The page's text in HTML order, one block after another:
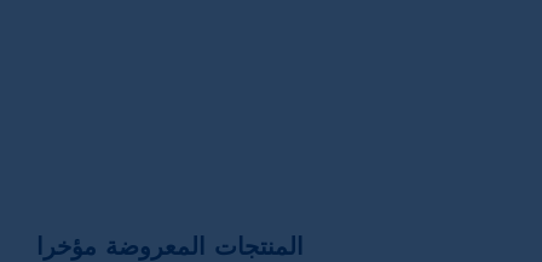
المنتجات المعروضة مؤخرا